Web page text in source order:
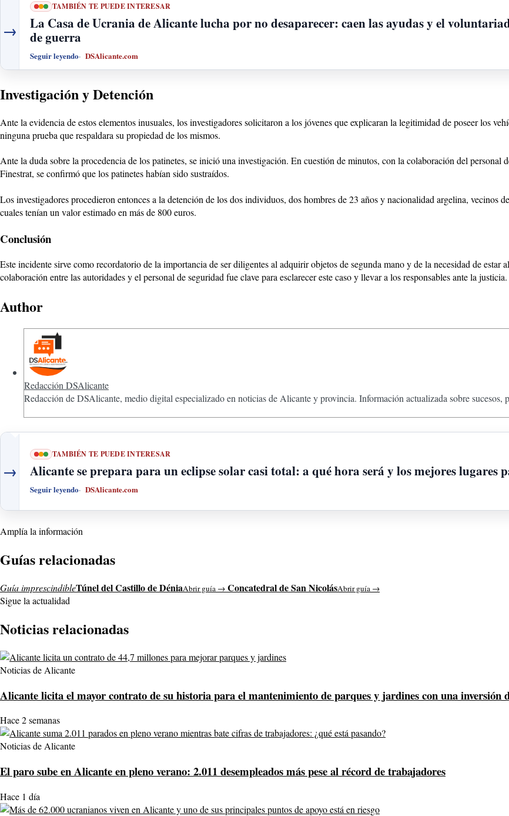
→
TAMBIÉN TE PUEDE INTERESAR
La Casa de Ucrania de Alicante lucha por no desaparecer: caen las ayudas y el
de guerra
Seguir leyendo DSAlicante.com
Investigación y Detención
Ante la evidencia de estos elementos inusuales, los investigadores solicitaron a los jóvenes que explicaran la legitimidad de poseer los
ninguna prueba que respaldara su propiedad de los mismos.
Ante la duda sobre la procedencia de los patinetes, se inició una investigación. En cuestión de minutos, con la colaboración del personal
Finestrat, se confirmó que los patinetes habían sido sustraídos.
Los investigadores procedieron entonces a la detención de los dos individuos, dos hombres de 23 años y nacionalidad argelina, vecinos
cuales tenían un valor estimado en más de 800 euros.
Conclusión
Este incidente sirve como recordatorio de la importancia de ser diligentes al adquirir objetos de segunda mano y de la necesidad de estar
colaboración entre las autoridades y el personal de seguridad fue clave para esclarecer este caso y llevar a los responsables ante la justicia.
Author
Redacción DSAlicante
Redacción de DSAlicante, medio digital especializado en noticias de Alicante y provincia. Información actualizada sobre sucesos,
→
TAMBIÉN TE PUEDE INTERESAR
Alicante se prepara para un eclipse solar casi total: a qué hora será y los mejores lugares
Seguir leyendo DSAlicante.com
Amplía la información
Guías relacionadas
Guía imprescindibleTúnel del Castillo de DéniaAbrir guía → Concatedral de San NicolásAbrir guía →
Sigue la actualidad
Noticias relacionadas
Noticias de Alicante
Alicante licita el mayor contrato de su historia para el mantenimiento de parques y jardines con una inversión
Hace 2 semanas
Noticias de Alicante
El paro sube en Alicante en pleno verano: 2.011 desempleados más pese al récord de trabajadores
Hace 1 día